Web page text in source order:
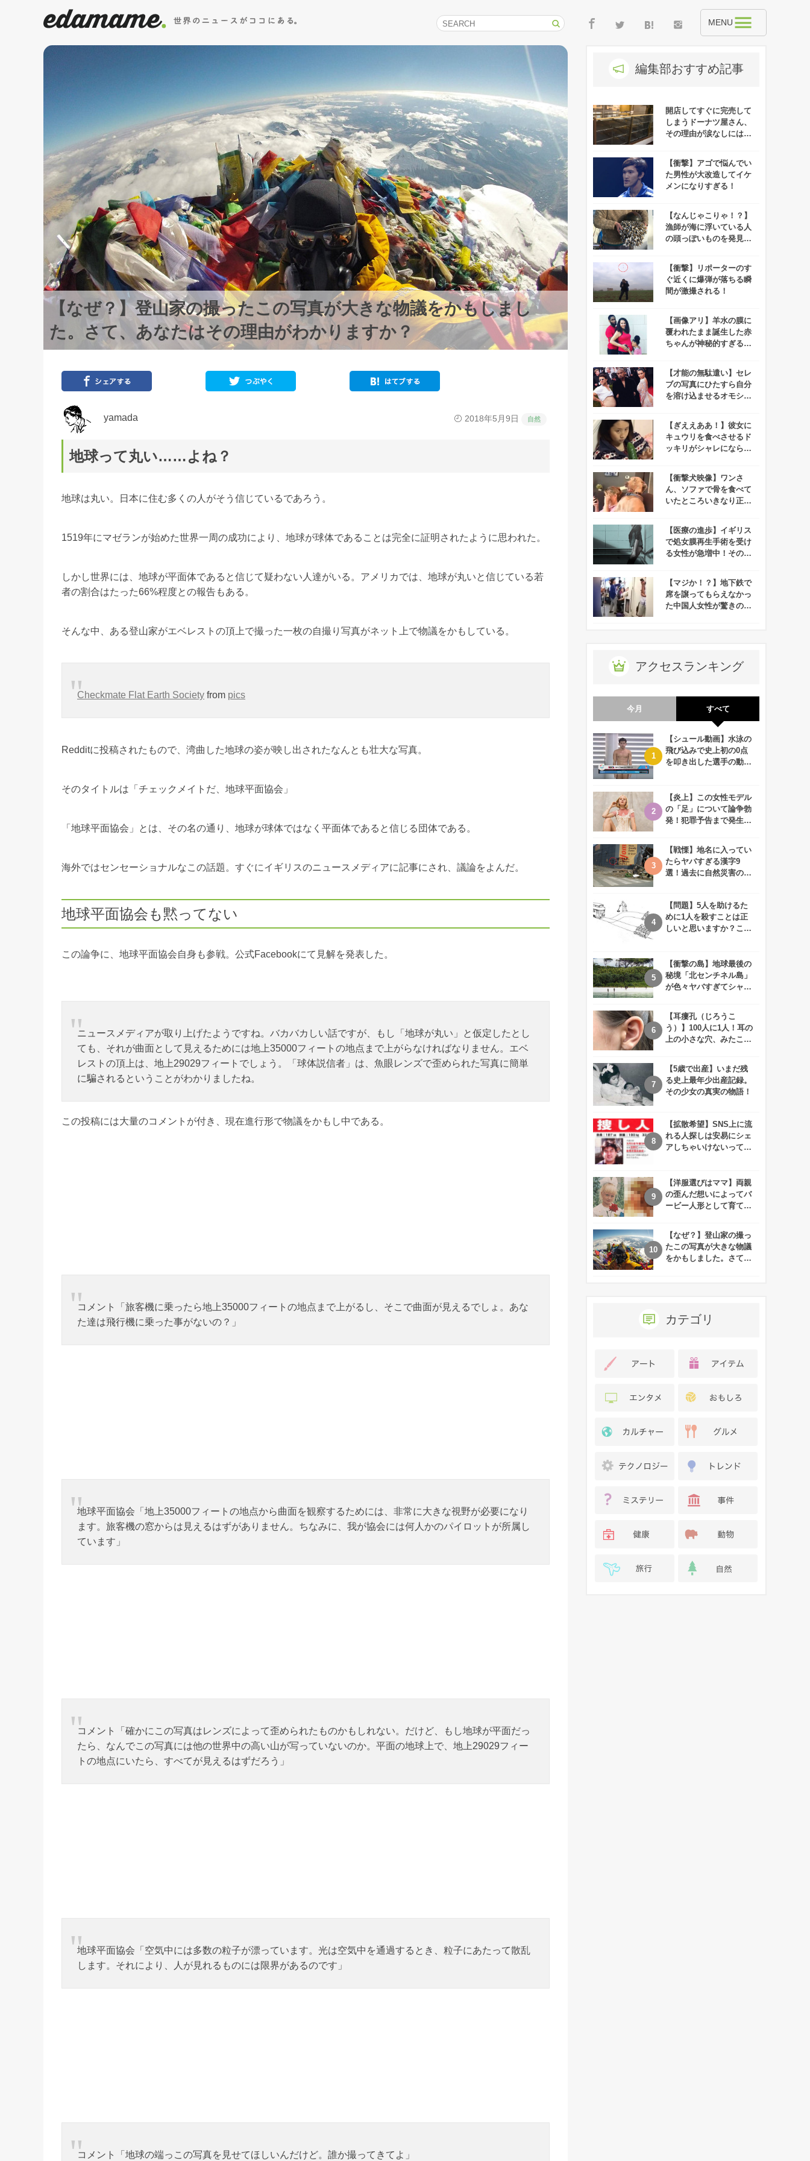
MENU
【なぜ？】登山家の撮ったこの写真が大きな物議をかもしまし
た。さて、あなたはその理由がわかりますか？
yamada 2018年5月9日 自然
地球って丸い……よね？
地球は丸い。日本に住む多くの人がそう信じているであろう。
1519年にマゼランが始めた世界一周の成功により、地球が球体であることは完全に証明されたように思われた。
しかし世界には、地球が平面体であると信じて疑わない人達がいる。アメリカでは、地球が丸いと信じている若
者の割合はたった66%程度との報告もある。
そんな中、ある登山家がエベレストの頂上で撮った一枚の自撮り写真がネット上で物議をかもしている。
Checkmate Flat Earth Society from pics
Redditに投稿されたもので、湾曲した地球の姿が映し出されたなんとも壮大な写真。
そのタイトルは「チェックメイトだ、地球平面協会」
「地球平面協会」とは、その名の通り、地球が球体ではなく平面体であると信じる団体である。
海外ではセンセーショナルなこの話題。すぐにイギリスのニュースメディアに記事にされ、議論をよんだ。
地球平面協会も黙ってない
この論争に、地球平面協会自身も参戦。公式Facebookにて見解を発表した。
ニュースメディアが取り上げたようですね。バカバカしい話ですが、もし「地球が丸い」と仮定したとし
ても、それが曲面として見えるためには地上35000フィートの地点まで上がらなければなりません。エベ
レストの頂上は、地上29029フィートでしょう。「球体説信者」は、魚眼レンズで歪められた写真に簡単
に騙されるということがわかりましたね。
この投稿には大量のコメントが付き、現在進行形で物議をかもし中である。
コメント「旅客機に乗ったら地上35000フィートの地点まで上がるし、そこで曲面が見えるでしょ。あな
た達は飛行機に乗った事がないの？」
地球平面協会「地上35000フィートの地点から曲面を観察するためには、非常に大きな視野が必要になり
ます。旅客機の窓からは見えるはずがありません。ちなみに、我が協会には何人かのパイロットが所属し
ています」
コメント「確かにこの写真はレンズによって歪められたものかもしれない。だけど、もし地球が平面だっ
たら、なんでこの写真には他の世界中の高い山が写っていないのか。平面の地球上で、地上29029フィー
トの地点にいたら、すべてが見えるはずだろう」
地球平面協会「空気中には多数の粒子が漂っています。光は空気中を通過するとき、粒子にあたって散乱
します。それにより、人が見れるものには限界があるのです」
コメント「地球の端っこの写真を見せてほしいんだけど。誰か撮ってきてよ」
編集部おすすめ記事
開店してすぐに完売して
しまうドーナツ屋さん、
その理由が涙なしには聞
【衝撃】アゴで悩んでい
た男性が大改造してイケ
メンになりすぎる！
【なんじゃこりゃ！？】
漁師が海に浮いている人
の頭っぽいものを発見！
【衝撃】リポーターのす
ぐ近くに爆弾が落ちる瞬
間が激撮される！
【画像アリ】羊水の膜に
覆われたまま誕生した赤
ちゃんが神秘的すぎると
【才能の無駄遣い】セレ
ブの写真にひたすら自分
を溶け込ませるオモシロ
に！
【ぎええああ！】彼女に
キュウリを食べさせるド
ッキリがシャレにならな
ル！！
【衝撃犬映像】ワンさ
ん、ソファで骨を食べて
いたところいきなり正気
【医療の進歩】イギリス
で処女膜再生手術を受け
る女性が急増中！その理
【マジか！？】地下鉄で
席を譲ってもらえなかっ
た中国人女性が驚きの行
アクセスランキング
今月 すべて
【シュール動画】水泳の
飛び込みで史上初の0点
を叩き出した選手の動画
【炎上】この女性モデル
の「足」について論争勃
発！犯罪予告まで発生す
【戦慄】地名に入ってい
たらヤバすぎる漢字9
選！過去に自然災害の歴
【問題】5人を助けるた
めに1人を殺すことは正
しいと思いますか？この
【衝撃の島】地球最後の
秘境「北センチネル島」
が色々ヤバすぎてシャレ
【耳瘻孔（じろうこ
う）】100人に1人！耳の
上の小さな穴、みたこと
【5歳で出産】いまだ残
る史上最年少出産記録。
その少女の真実の物語！
【拡散希望】SNS上に流
れる人探しは安易にシェ
アしちゃいけないって知
【洋服選びはママ】両親
の歪んだ想いによってバ
ービー人形として育てら
【なぜ？】登山家の撮っ
たこの写真が大きな物議
をかもしました。さて、
カテゴリ